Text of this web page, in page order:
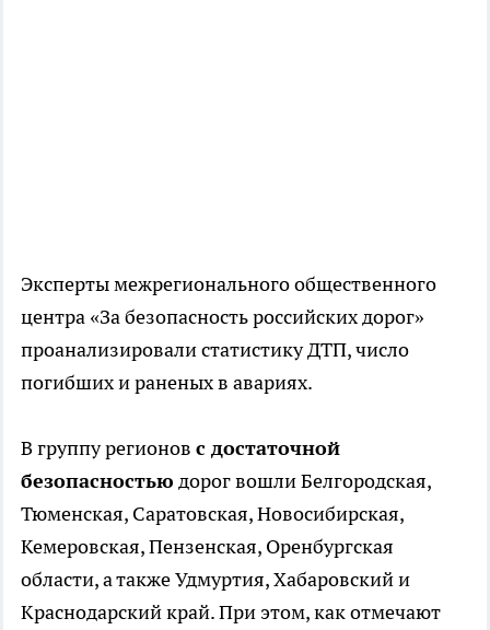
Эксперты межрегионального общественного
центра «За безопасность российских дорог»
проанализировали статистику ДТП, число
погибших и раненых в авариях.
В группу регионов с достаточной
безопасностью дорог вошли Белгородская,
Тюменская, Саратовская, Новосибирская,
Кемеровская, Пензенская, Оренбургская
области, а также Удмуртия, Хабаровский и
Краснодарский край. При этом, как отмечают